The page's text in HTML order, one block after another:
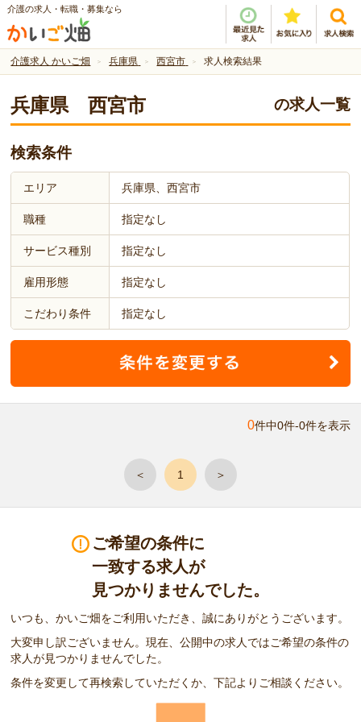
介護の求人・転職・募集なら
介護求人 かいご畑 兵庫県 西宮市 求人検索結果
兵庫県 西宮市 の求人一覧
検索条件
エリア 兵庫県、西宮市
職種 指定なし
サービス種別 指定なし
雇用形態 指定なし
こだわり条件 指定なし
0件中0件-0件を表示
＜ 1 ＞
ご希望の条件に
一致する求人が
見つかりませんでした。
いつも、かいご畑をご利用いただき、誠にありがとうございます。
大変申し訳ございません。現在、公開中の求人ではご希望の条件の
求人が見つかりませんでした。
条件を変更して再検索していただくか、下記よりご相談ください。